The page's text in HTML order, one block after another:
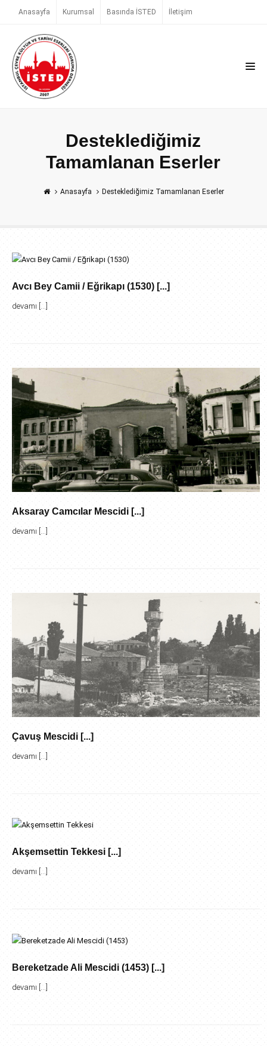
Anasayfa Kurumsal Basında İSTED İletişim
Desteklediğimiz
Tamamlanan Eserler
Anasayfa Desteklediğimiz Tamamlanan Eserler
Avcı Bey Camii / Eğrikapı (1530) [...]
devamı [...]
Aksaray Camcılar Mescidi [...]
devamı [...]
Çavuş Mescidi [...]
devamı [...]
Akşemsettin Tekkesi [...]
devamı [...]
Bereketzade Ali Mescidi (1453) [...]
devamı [...]